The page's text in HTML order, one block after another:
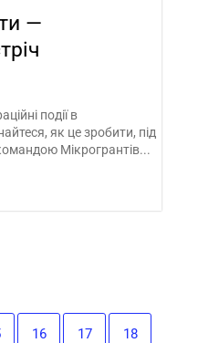
—
події в
як це зробити, під
Мікрогрантів...
16 17 18